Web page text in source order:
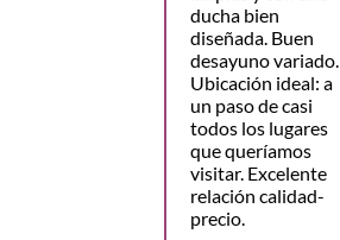
ducha bien
diseñada. Buen
desayuno variado.
Ubicación ideal: a
un paso de casi
todos los lugares
que queríamos
visitar. Excelente
relación calidad-
precio.